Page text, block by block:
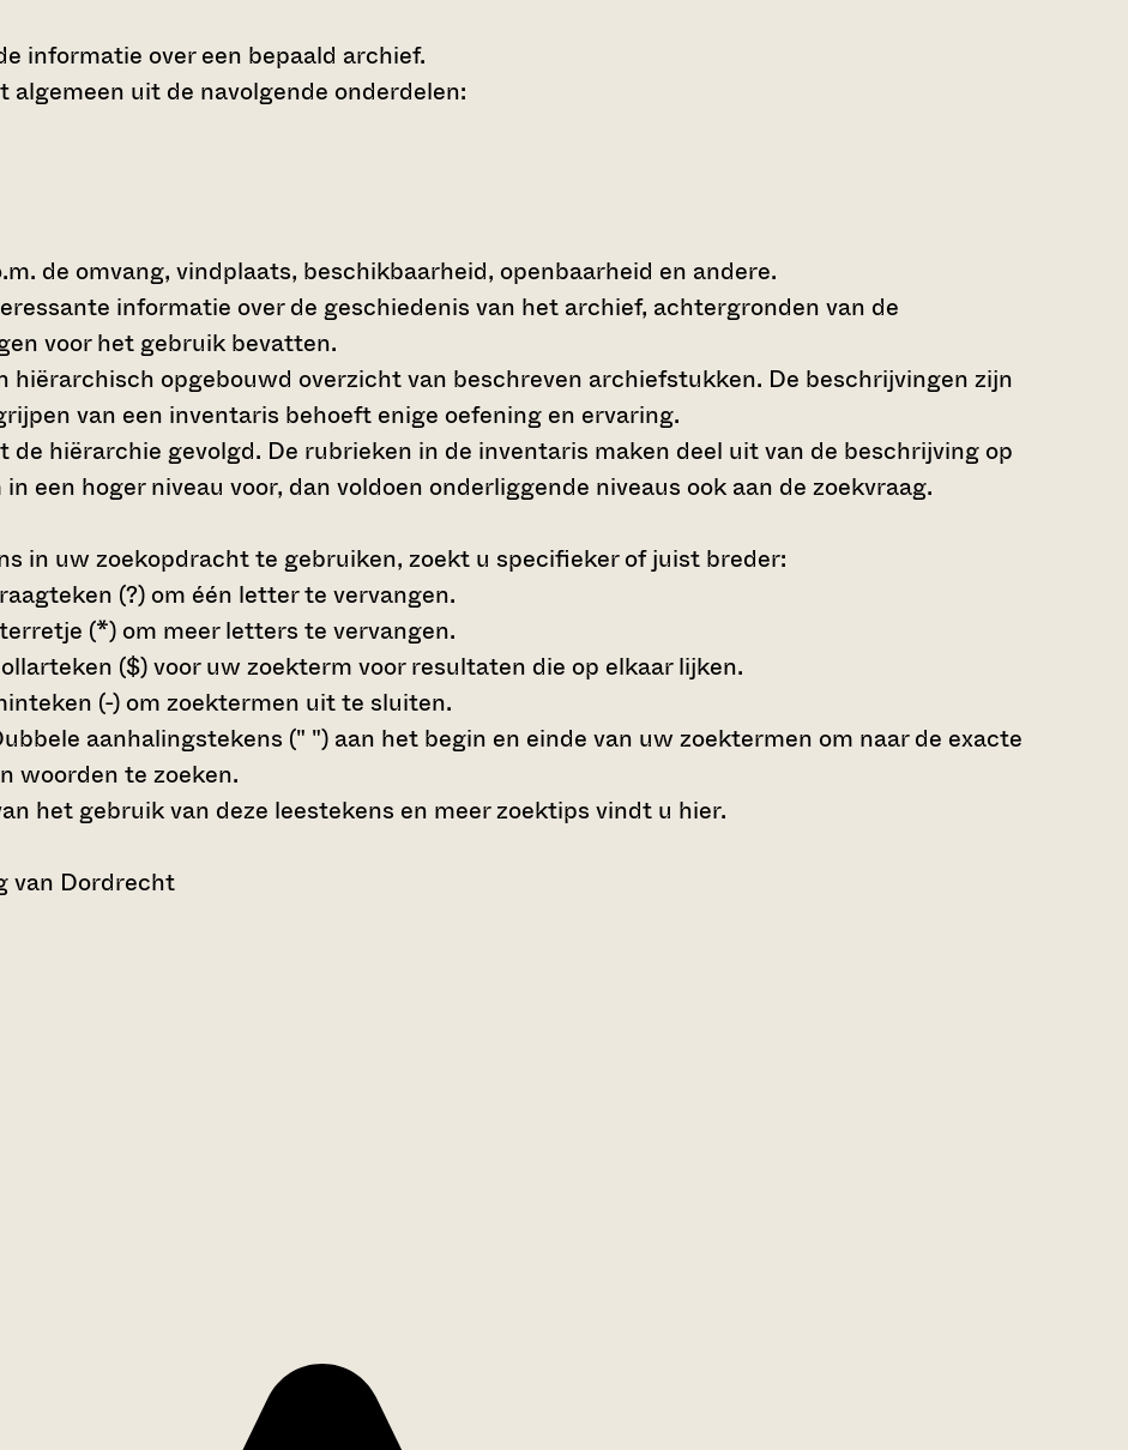
informatie over een bepaald archief.
uit de navolgende onderdelen:
de omvang, vindplaats, beschikbaarheid, openbaarheid en andere.
informatie over de geschiedenis van het archief, achtergronden van de
voor het gebruik bevatten.
hiërarchisch opgebouwd overzicht van beschreven archiefstukken. De beschrijvingen zijn
van een inventaris behoeft enige oefening en ervaring.
hiërarchie gevolgd. De rubrieken in de inventaris maken deel uit van de beschrijving op
een hoger niveau voor, dan voldoen onderliggende niveaus ook aan de zoekvraag.
in uw zoekopdracht te gebruiken, zoekt u specifieker of juist breder:
(?) om één letter te vervangen.
(*) om meer letters te vervangen.
($)voor uw zoekterm voor resultaten die op elkaar lijken.
(-) om zoektermen uit te sluiten.
aanhalingstekens (" ") aan het begin en einde van uw zoektermen om naar de exacte
woorden te zoeken.
het gebruik van deze leestekens en meer zoektips vindt u hier.
van Dordrecht